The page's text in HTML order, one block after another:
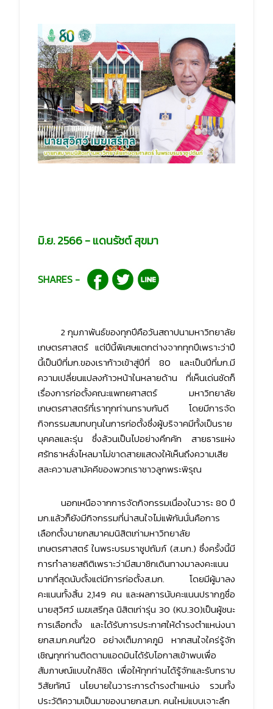
มิ.ย. 2566 - แดนรัชต์ สุขมา
SHARES -
2 กุมภาพันธ์ของทุกปีคือวันสถาปนามหาวิทยาลัย
เกษตรศาสตร์ แต่ปีนี้พิเศษแตกต่างจากทุกปีเพราะว่าปี
นี้เป็นปีที่มก.ของเราก้าวเข้าสู่ปีที่ 80 และเป็นปีที่มก.มี
ความเปลี่ยนแปลงก้าวหน้าในหลายด้าน ที่เห็นเด่นชัดก็
เรื่องการก่อตั้งคณะแพทยศาสตร์ มหาวิทยาลัย
เกษตรศาสตร์ที่เราทุกท่านทราบกันดี โดยมีการจัด
กิจกรรมสมทบทุนในการก่อตั้งซึ่งผู้บริจาคมีทั้งเป็นราย
บุคคลและรุ่น ซึ่งล้วนเป็นไปอย่างคึกคัก สายธารแห่ง
ศรัทธาหลั่งไหลมาไม่ขาดสายแสดงให้เห็นถึงความเสีย
สละความสามัคคีของพวกเราชาวลูกพระพิรุณ
นอกเหนือจากการจัดกิจกรรมเนื่องในวาระ 80 ปี
มก.แล้วก็ยังมีกิจกรรมที่น่าสนใจไม่แพ้กันนั่นคือการ
เลือกตั้งนายกสมาคมนิสิตเก่ามหาวิทยาลัย
เกษตรศาสตร์ ในพระบรมราชูปถัมภ์ (ส.มก.) ซึ่งครั้งนี้มี
การทำลายสถิติเพราะว่ามีสมาชิกเดินทางมาลงคะแนน
มากที่สุดนับตั้งแต่มีการก่อตั้งส.มก. โดยมีผู้มาลง
คะแนนทั้งสิ้น 2,149 คน และผลการนับคะแนนปรากฏชื่อ
นายสุวิศว์ เมฆเสรีกุล นิสิตเก่ารุ่น 30 (KU.30)เป็นผู้ชนะ
การเลือกตั้ง และได้รับการประกาศให้ดำรงตำแหน่งนา
ยกส.มก.คนที่20 อย่างเต็มภาคภูมิ หากสนใจใคร่รู้จัก
เชิญทุกท่านติดตามแอดมินได้รับโอกาสเข้าพบเพื่อ
สัมภาษณ์แบบใกล้ชิด เพื่อให้ทุกท่านได้รู้จักและรับทราบ
วิสัยทัศน์ นโยบายในวาระการดำรงตำแหน่ง รวมทั้ง
ประวัติความเป็นมาของนายกส.มก. คนใหม่แบบเจาะลึก